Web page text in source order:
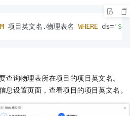
项目英文名.物理表名 WHERE ds=
查询物理表所在项目的项目英文名。
息设置页面，查看项目的项目英文名。